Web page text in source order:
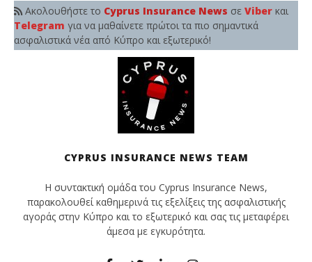
Ακολουθήστε το Cyprus Insurance News σε Viber και
Telegram για να μαθαίνετε πρώτοι τα πιο σημαντικά
ασφαλιστικά νέα από Κύπρο και εξωτερικό!
CYPRUS INSURANCE NEWS TEAM
Η συντακτική ομάδα του Cyprus Insurance News,
παρακολουθεί καθημερινά τις εξελίξεις της ασφαλιστικής
αγοράς στην Κύπρο και το εξωτερικό και σας τις μεταφέρει
άμεσα με εγκυρότητα.